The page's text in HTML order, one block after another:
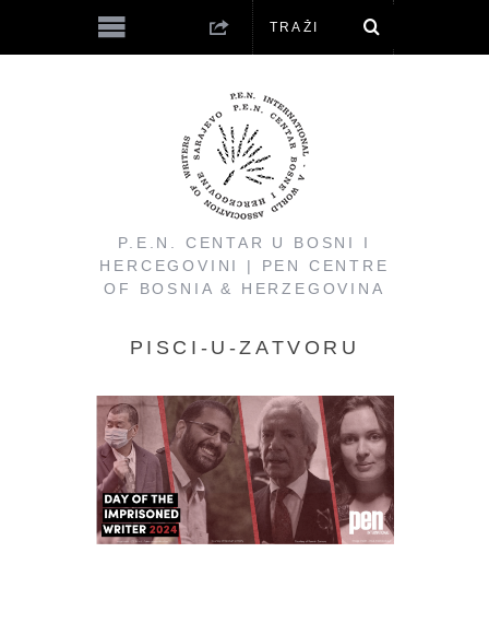
P.E.N. CENTAR U BOSNI I
HERCEGOVINI | PEN CENTRE
OF BOSNIA & HERZEGOVINA
PISCI-U-ZATVORU